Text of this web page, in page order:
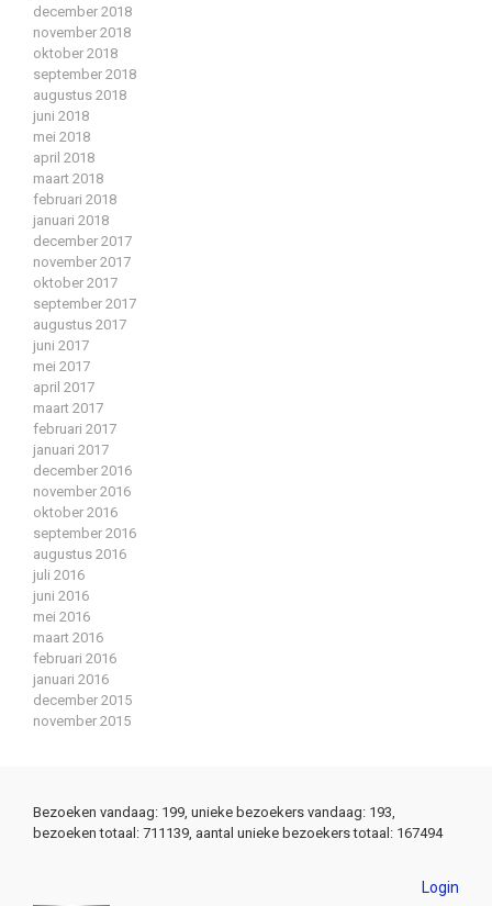
december 2018
november 2018
oktober 2018
september 2018
augustus 2018
juni 2018
mei 2018
april 2018
maart 2018
februari 2018
januari 2018
december 2017
november 2017
oktober 2017
september 2017
augustus 2017
juni 2017
mei 2017
april 2017
maart 2017
februari 2017
januari 2017
december 2016
november 2016
oktober 2016
september 2016
augustus 2016
juli 2016
juni 2016
mei 2016
maart 2016
februari 2016
januari 2016
december 2015
november 2015
Bezoeken vandaag: 199, unieke bezoekers vandaag: 193,
bezoeken totaal: 711139, aantal unieke bezoekers totaal: 167494
Login